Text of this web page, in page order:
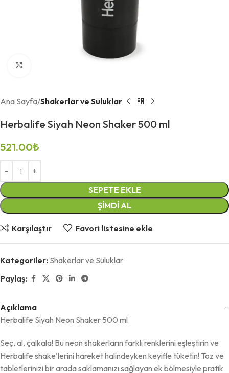
Ana Sayfa Shakerlar ve Suluklar
Herbalife Siyah Neon Shaker 500 ml
521.00₺
SEPETE EKLE
ŞIMDI AL
Karşılaştır Favori listesine ekle
Kategoriler: Shakerlar ve Suluklar
Paylaş:
Açıklama
Herbalife Siyah Neon Shaker 500 ml
Seç, al, çalkala! Bu neon shakerların farklı renklerini eşleştirin ve
Herbalife shake’lerini hareket halindeyken keyifle tüketin! Toz ve
tabletlerinizi bir arada saklamanızı sağlayan ek bölmesiyle pratik